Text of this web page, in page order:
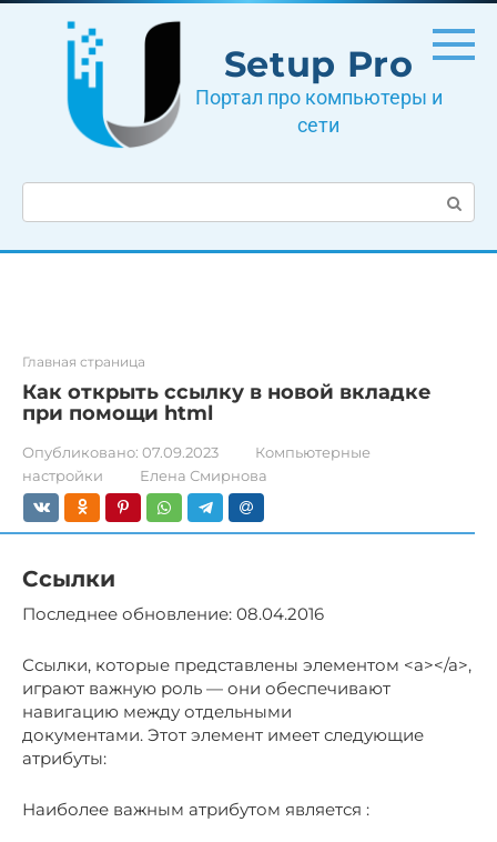
Перейти
Setup Pro
Портал про компьютеры и
сети
Главная страница
Как открыть ссылку в новой вкладке
при помощи html
Опубликовано: 07.09.2023
Компьютерные
настройки
Елена Смирнова
Ссылки
Последнее обновление: 08.04.2016
Ссылки, которые представлены элементом <a></a>,
играют важную роль — они обеспечивают
навигацию между отдельными
документами. Этот элемент имеет следующие
атрибуты:
Наиболее важным атрибутом является :